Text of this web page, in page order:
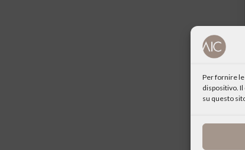
Per fornire
dispositivo.
su questo